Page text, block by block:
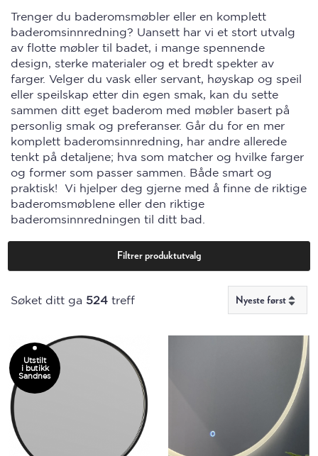
Trenger du baderomsmøbler eller en komplett
baderomsinnredning? Uansett har vi et stort utvalg
av flotte møbler til badet, i mange spennende
design, sterke materialer og et bredt spekter av
farger. Velger du vask eller servant, høyskap og speil
eller speilskap etter din egen smak, kan du sette
sammen ditt eget baderom med møbler basert på
personlig smak og preferanser. Går du for en mer
komplett baderomsinnredning, har andre allerede
tenkt på detaljene; hva som matcher og hvilke farger
og former som passer sammen. Både smart og
praktisk! Vi hjelper deg gjerne med å finne de riktige
baderomsmøblene eller den riktige
baderomsinnredningen til ditt bad.
Filtrer produktutvalg
Søket ditt ga 524 treff
Utstilt
i butikk
Sandnes